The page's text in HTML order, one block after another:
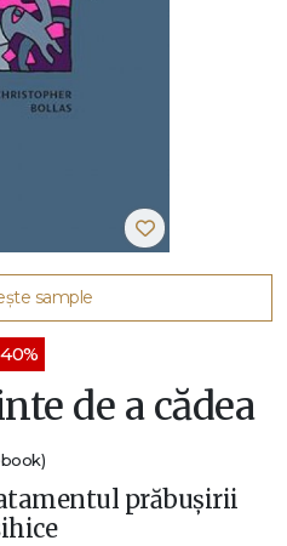
sample
de a cădea
prăbușirii